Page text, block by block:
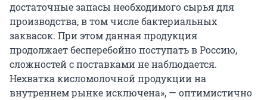
достаточные запасы необходимого сырья для
производства, в том числе бактериальных
заквасок. При этом данная продукция
продолжает бесперебойно поступать в Россию,
сложностей с поставками не наблюдается.
Нехватка кисломолочной продукции на
внутреннем рынке исключена», — оптимистично